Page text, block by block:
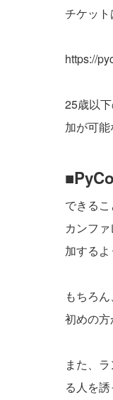
チケット
https://
25歳以
加が可
できる
カンフ
加するよ
もちろ
初めの
また、
る人を